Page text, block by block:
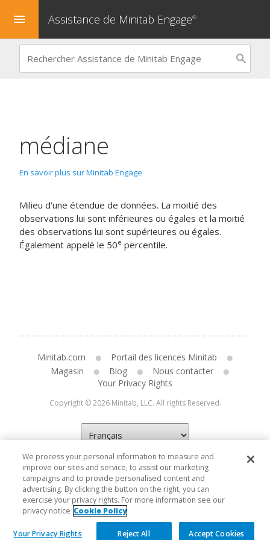
menu Assistance de Minitab Engage®
médiane
En savoir plus sur Minitab Engage
Milieu d'une étendue de données. La moitié des
observations lui sont inférieures ou égales et la moitié
des observations lui sont supérieures ou égales.
Également appelé le 50e percentile.
Minitab.com
Portail des licences Minitab
Magasin
Blog
Nous contacter
Your Privacy Rights
Copyright © 2026 Minitab, LLC. All rights Reserved.
We process your personal information to measure and
improve our sites and service, to assist our marketing
campaigns and to provide personalised content and
advertising. By clicking the button on the right, you can
exercise your privacy rights. For more information see our
privacy notice Cookie Policy
Your Privacy Rights Reject All Accept Cookies